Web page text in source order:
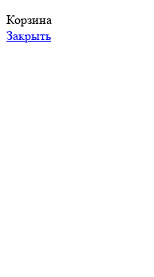
Корзина
Закрыть